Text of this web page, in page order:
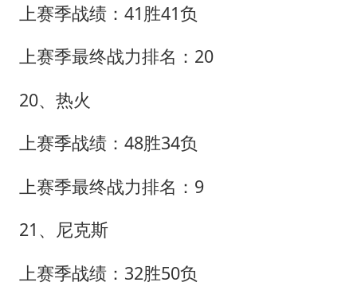
上赛季战绩：41胜41负
上赛季最终战力排名：20
20、热火
上赛季战绩：48胜34负
上赛季最终战力排名：9
21、尼克斯
上赛季战绩：32胜50负